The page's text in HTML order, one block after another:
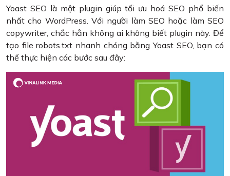
Yoast SEO là một plugin giúp tối ưu hoá SEO phổ biến
nhất cho WordPress. Với người làm SEO hoặc làm SEO
copywriter, chắc hẳn không ai không biết plugin này. Để
tạo file robots.txt nhanh chóng bằng Yoast SEO, bạn có
thể thực hiện các bước sau đây: